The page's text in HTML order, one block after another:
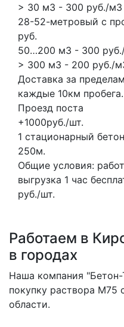
> 30 м3 - 300 руб./м3
28-52-метровый с
руб.
50…200 м3 - 300
> 300 м3 - 200 руб./
Доставка за
каждые 10км пробега.
Проезд поста
+1000руб./шт.
1 стационарный
250м.
Общие условия:
выгрузка 1 час
руб./шт.
Работаем в
в городах
Наша компания
покупку раствора M75
области.